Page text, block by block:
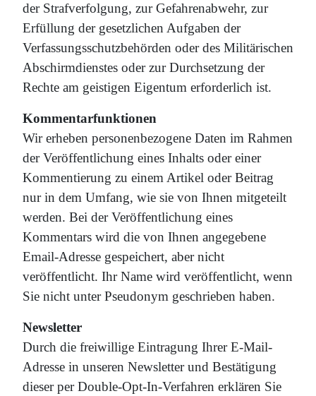
der Strafverfolgung, zur Gefahrenabwehr, zur
Erfüllung der gesetzlichen Aufgaben der
Verfassungsschutzbehörden oder des Militärischen
Abschirmdienstes oder zur Durchsetzung der
Rechte am geistigen Eigentum erforderlich ist.
Kommentarfunktionen
Wir erheben personenbezogene Daten im Rahmen
der Veröffentlichung eines Inhalts oder einer
Kommentierung zu einem Artikel oder Beitrag
nur in dem Umfang, wie sie von Ihnen mitgeteilt
werden. Bei der Veröffentlichung eines
Kommentars wird die von Ihnen angegebene
Email-Adresse gespeichert, aber nicht
veröffentlicht. Ihr Name wird veröffentlicht, wenn
Sie nicht unter Pseudonym geschrieben haben.
Newsletter
Durch die freiwillige Eintragung Ihrer E-Mail-
Adresse in unseren Newsletter und Bestätigung
dieser per Double-Opt-In-Verfahren erklären Sie